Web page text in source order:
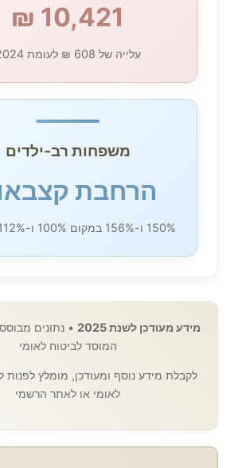
10,421 ₪
עלייה של 608 ₪ לעומת 2024
משפחות רב-ילדים
הרחבת
150% ו-156% במקום 100% ו-112% לדוגמה
מידע מעודכן לשנת 2025
• נתונים
המוסד לביטוח לאומי
לקבלת מידע נוסף ומעודכן, מומלץ לפנות
לאומי או לאתר הרשמי